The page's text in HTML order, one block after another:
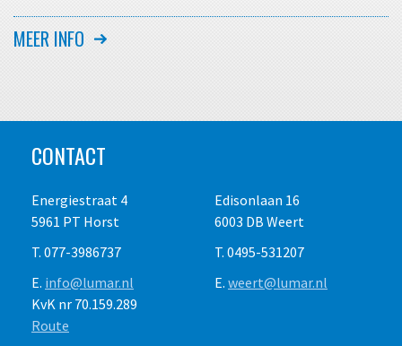
- Gemakkelijk in gebruik
Materiaal
Draagvermogen ca.
400 kg. per ponton
Gewicht
89 kg. p/stuk
Transportafmeting LxBxH
420 x 120 x 22 cm.
MEER INFO
CONTACT
Energiestraat 4
5961 PT Horst
T. 077-3986737
E. info@lumar.nl
Edisonlaan 16
6003 DB Weert
T. 0495-531207
E. weert@lumar.nl
KvK nr 70.159.289
Route